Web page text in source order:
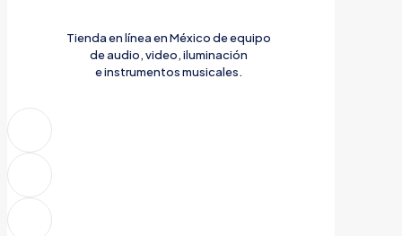
Tienda en línea en México de equipo
de audio, video, iluminación
e instrumentos musicales.